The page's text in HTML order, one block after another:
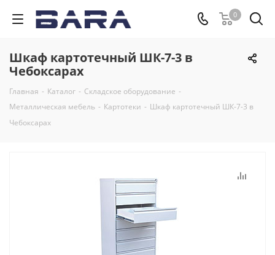
0
Шкаф картотечный ШК-7-3 в
Чебоксарах
Главная - Каталог - Складское оборудование -
Металлическая мебель - Картотеки - Шкаф картотечный ШК-7-3 в
Чебоксарах